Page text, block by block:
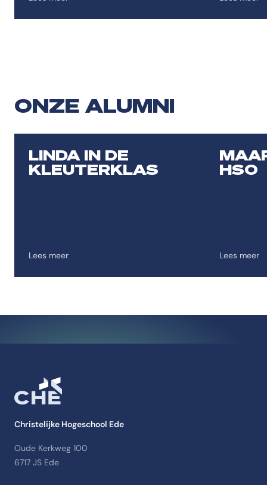
ONZE ALUMNI
LINDA IN DE
KLEUTERKLAS
Lees meer
HSO
Lees meer
Christelijke Hogeschool Ede
Oude Kerkweg 100
6717 JS Ede